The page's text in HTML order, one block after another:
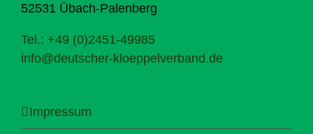
52531 Übach-Palenberg
Tel.: +49 (0)2451-49985
info@deutscher-kloeppelverband.de
Impressum